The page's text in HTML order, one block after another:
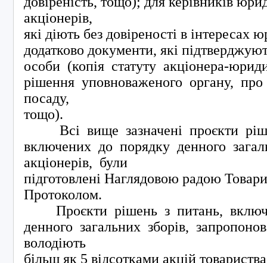
акціонерів,
які діють без довіреності в інтересах
додатково документи, які
особи (копія статуту акціонера-
рішення уповноваженого органу,
посаду,
тощо).
Всі вище зазначені проєкти
включених до порядку денного
акціонерів, були
підготовлені Наглядовою радою
Протоколом.
Проєкти рішень з питань,
денного загальних зборів,
володіють
більш як 5 відсотками акцій